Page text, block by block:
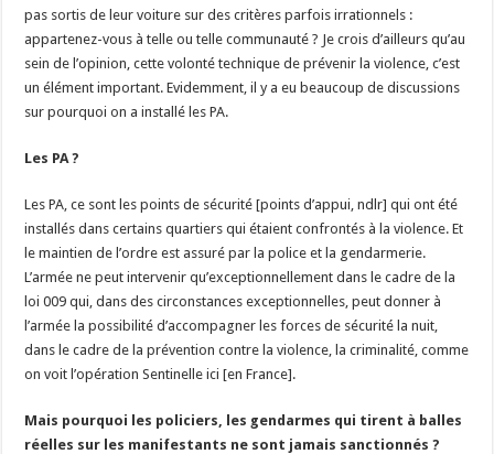
pas sortis de leur voiture sur des critères parfois irrationnels :
appartenez-vous à telle ou telle communauté ? Je crois d’ailleurs qu’au
sein de l’opinion, cette volonté technique de prévenir la violence, c’est
un élément important. Evidemment, il y a eu beaucoup de discussions
sur pourquoi on a installé les PA.
Les PA ?
Les PA, ce sont les points de sécurité [points d’appui, ndlr] qui ont été
installés dans certains quartiers qui étaient confrontés à la violence. Et
le maintien de l’ordre est assuré par la police et la gendarmerie.
L’armée ne peut intervenir qu’exceptionnellement dans le cadre de la
loi 009 qui, dans des circonstances exceptionnelles, peut donner à
l’armée la possibilité d’accompagner les forces de sécurité la nuit,
dans le cadre de la prévention contre la violence, la criminalité, comme
on voit l’opération Sentinelle ici [en France].
Mais pourquoi les policiers, les gendarmes qui tirent à balles
réelles sur les manifestants ne sont jamais sanctionnés ?